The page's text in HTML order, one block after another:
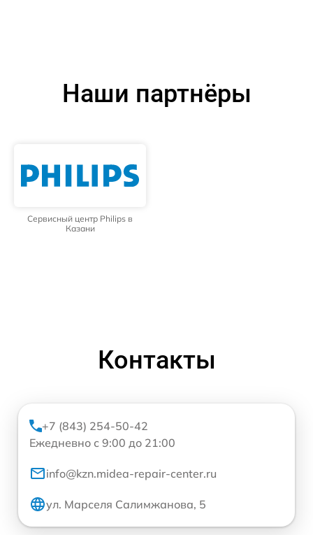
Наши партнёры
Сервисный центр Philips в
Казани
Контакты
+7 (843) 254-50-42
Ежедневно с 9:00 до 21:00
info@kzn.midea-repair-center.ru
ул. Марселя Салимжанова, 5